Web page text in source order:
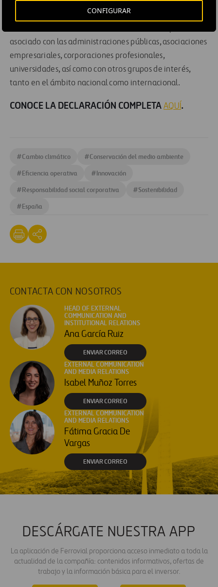
CONFIGURAR
favorable para el desarrollo de dicho modelo, y servir
asociado con las administraciones públicas, asociaciones
empresariales, corporaciones profesionales,
universidades, así como con otros grupos de interés,
tanto en el ámbito nacional como internacional.
CONOCE LA DECLARACIÓN COMPLETA AQUÍ.
#Cambio climático #Conservación del medio ambiente
#Eficiencia operativa #Innovación
#Responsabilidad social corporativa #Sostenibilidad
#España
CONTACTA CON NOSOTROS
HEAD OF EXTERNAL
COMMUNICATION AND
INSTITUTIONAL RELATIONS
Ana García Ruiz
ENVIAR CORREO
EXTERNAL COMMUNICATION
AND MEDIA RELATIONS
Isabel Muñoz Torres
ENVIAR CORREO
EXTERNAL COMMUNICATION
AND MEDIA RELATIONS
Fátima Gracia De
Vargas
ENVIAR CORREO
DESCÁRGATE NUESTRA APP
La aplicación de Ferrovial proporciona acceso inmediato a toda la
actualidad de la compañía: contenidos informativos, ofertas de
trabajo y la información básica para el inversor.